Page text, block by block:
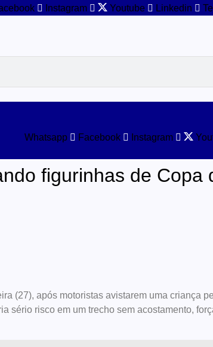
Instagram Youtube Linkedin
Whatsapp Facebook Instagram
figurinhas de Copa
(27), após motoristas avistarem uma criança
sério risco em um trecho sem acostamento,